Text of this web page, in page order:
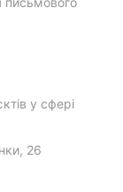
у сфері
26